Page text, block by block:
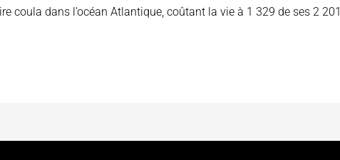
coula dans l’océan Atlantique, coûtant la vie à 1 329 de ses 2 201